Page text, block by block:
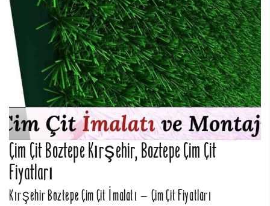
Çim Çit Boztepe Kırşehir, Boztepe Çim Çit
Fiyatları
Kırşehir Boztepe Çim Çit İmalatı – Çim Çit Fiyatları